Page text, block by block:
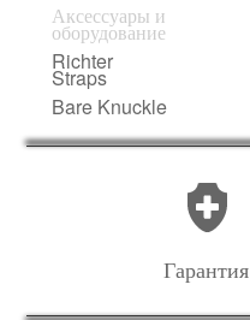
Аксессуары и
оборудование
Richter
Straps
Bare Knuckle
Гарантия